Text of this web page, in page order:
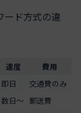
ード方式の違
速度
費用
即日
交通費のみ
数日〜 郵送費